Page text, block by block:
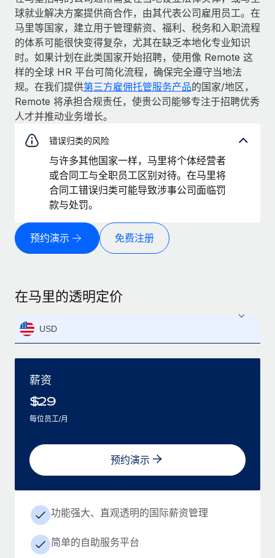
球就业解决方案提供商合作，由其代表公司雇用员工。在
马里等国家，建立用于管理薪资、福利、税务和入职流程
的体系可能很快变得复杂，尤其在缺乏本地化专业知识
时。如果计划在此类国家开始招聘，使用像 Remote 这
样的全球 HR 平台可简化流程，确保完全遵守当地法
规。在我们提供第三方雇佣托管服务产品的国家/地区，
Remote 将承担合规责任，使贵公司能够专注于招聘优秀
人才并推动业务增长。
错误归类的风险
与许多其他国家一样，马里将个体经营者
或合同工与全职员工区别对待。在马里将
合同工错误归类可能导致涉事公司面临罚
款与处罚。
预约演示 免费注册
在马里的透明定价
USD
薪资
$29
每位员工/月
预约演示
功能强大、直观透明的国际薪资管理
简单的自助服务平台